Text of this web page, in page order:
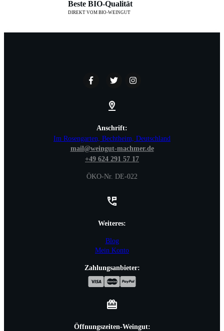
Beste BIO-Qualität
DIREKT VOM BIO-WEINGUT
Anschrift:
Im Rosengarten, Bechtheim, Deutschland
mail@weingut-machmer.de
+49 624 291 57 17
ÖKO-Nr. DE-022
Weiteres:
Blog
Mein Konto
Zahlungsanbieter:
Öffnungszeiten-Weingut: